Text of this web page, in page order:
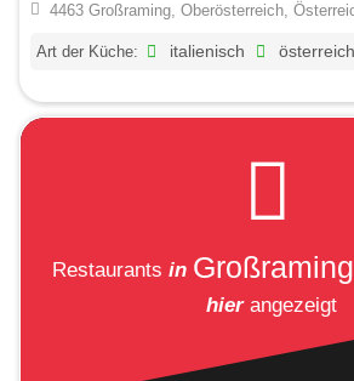
4463 Großraming, Oberösterreich,
Art der Küche: italienisch
Restaurants in Großraming
hierangezeigt